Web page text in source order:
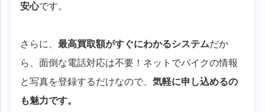
安心です。
さらに、最高買取額がすぐにわかるシステムだか
ら、面倒な電話対応は不要！ネットでバイクの情報
と写真を登録するだけなので、気軽に申し込めるの
も魅力です。